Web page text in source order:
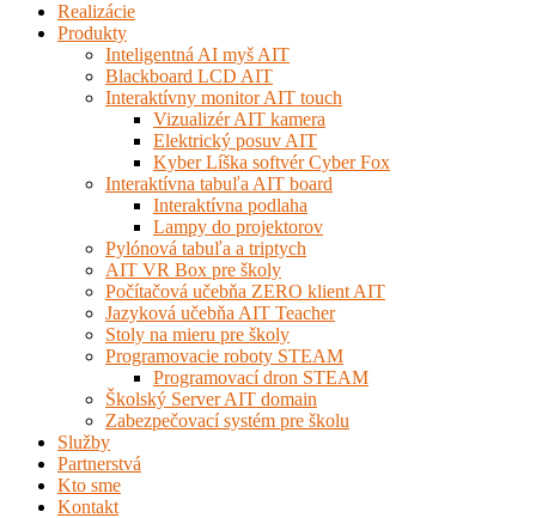
Realizácie
Produkty
Inteligentná AI myš AIT
Blackboard LCD AIT
Interaktívny monitor AIT touch
Vizualizér AIT kamera
Elektrický posuv AIT
Kyber Líška softvér Cyber Fox
Interaktívna tabuľa AIT board
Interaktívna podlaha
Lampy do projektorov
Pylónová tabuľa a triptych
AIT VR Box pre školy
Počítačová učebňa ZERO klient AIT
Jazyková učebňa AIT Teacher
Stoly na mieru pre školy
Programovacie roboty STEAM
Programovací dron STEAM
Školský Server AIT domain
Zabezpečovací systém pre školu
Služby
Partnerstvá
Kto sme
Kontakt